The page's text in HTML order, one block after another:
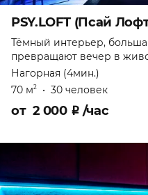
PSY.LOFT (Псай
Тёмный интерьер,
превращают вечер в
Нагорная (4мин.)
70 м2 • 30 человек
от 2 000 ₽ /час